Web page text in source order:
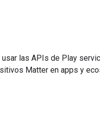
las APIs de Play
Matter en apps y